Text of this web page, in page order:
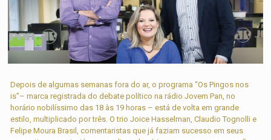
Depois de algumas semanas fora do ar, o programa “Os Pingos nos
is”– marca registrada do debate político na rádio Jovem Pan, no
horário nobilíssimo das 18 às 19 horas – está de volta em grande
estilo, multiplicado por três. O trio Joice Hasselman, Claudio Tognolli e
Felipe Moura Brasil, comentaristas que já faziam sucesso em seus